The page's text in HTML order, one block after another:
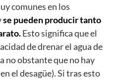
comunes en los
se pueden producir tanto
Esto significa que el
de drenar el agua de
no obstante que no hay
el desagüe). Si tras esto